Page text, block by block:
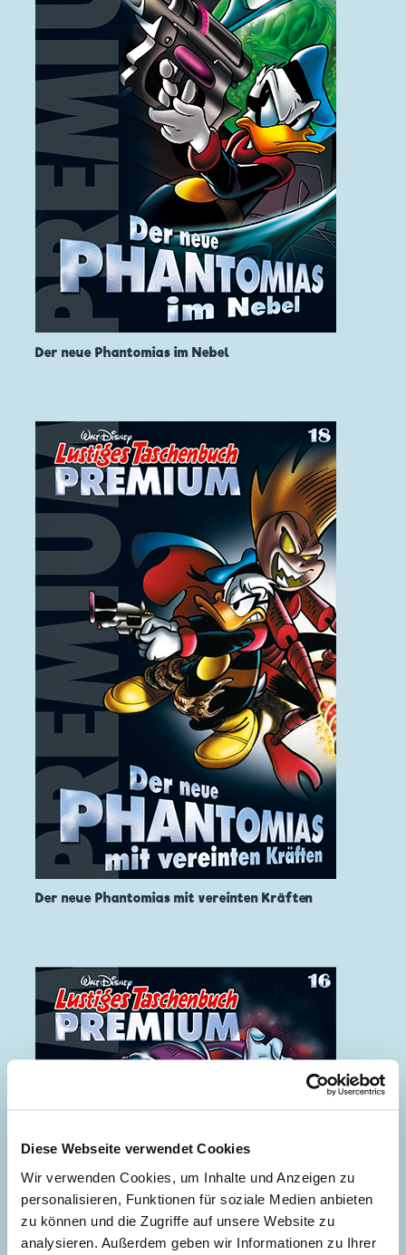
Diese Webseite verwendet Cookies
Wir verwenden Cookies, um Inhalte und Anzeigen zu
personalisieren, Funktionen für soziale Medien anbieten
zu können und die Zugriffe auf unsere Website zu
analysieren. Außerdem geben wir Informationen zu Ihrer
Der neue Phantomias im Nebel
Der neue Phantomias mit vereinten Kräften